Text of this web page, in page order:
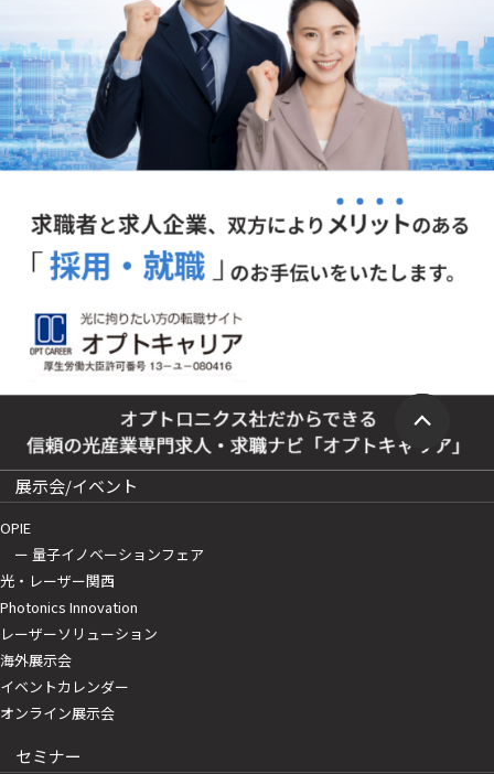
展示会/イベント
OPIE
ー 量子イノベーションフェア
光・レーザー関西
Photonics Innovation
レーザーソリューション
海外展示会
イベントカレンダー
オンライン展示会
セミナー